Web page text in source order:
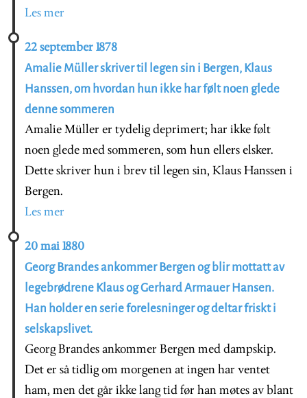
Les mer
22 september 1878
Amalie Müller skriver til legen sin i Bergen, Klaus
Hanssen, om hvordan hun ikke har følt noen glede
denne sommeren
Amalie Müller er tydelig deprimert; har ikke følt
noen glede med sommeren, som hun ellers elsker.
Dette skriver hun i brev til legen sin, Klaus Hanssen i
Bergen.
Les mer
20 mai 1880
Georg Brandes ankommer Bergen og blir mottatt av
legebrødrene Klaus og Gerhard Armauer Hansen.
Han holder en serie forelesninger og deltar friskt i
selskapslivet.
Georg Brandes ankommer Bergen med dampskip.
Det er så tidlig om morgenen at ingen har ventet
ham, men det går ikke lang tid før han møtes av blant